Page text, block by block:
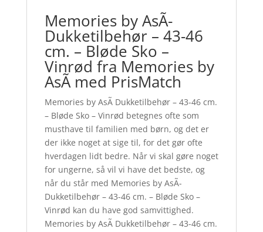
Memories by AsÃ­
Dukketilbehør – 43-46
cm. – Bløde Sko –
Vinrød fra Memories by
AsÃ­ med PrisMatch
Memories by AsÃ­ Dukketilbehør – 43-46 cm.
– Bløde Sko – Vinrød betegnes ofte som
musthave til familien med børn, og det er
der ikke noget at sige til, for det gør ofte
hverdagen lidt bedre. Når vi skal gøre noget
for ungerne, så vil vi have det bedste, og
når du står med Memories by AsÃ­
Dukketilbehør – 43-46 cm. – Bløde Sko –
Vinrød kan du have god samvittighed.
Memories by AsÃ­ Dukketilbehør – 43-46 cm.